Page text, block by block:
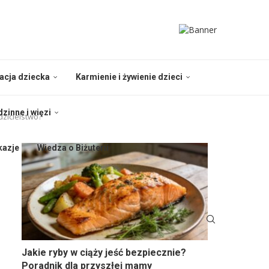
dziecka Karmienie i żywienie dzieci
i więzi
Wiedza o Biżuterii
Jakie ryby w ciąży jeść bezpiecznie?
Poradnik dla przyszłej mamy